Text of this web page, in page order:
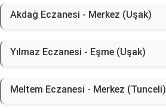
Akdağ Eczanesi - Merkez (Uşak)
Yılmaz Eczanesi - Eşme (Uşak)
Meltem Eczanesi - Merkez (Tunceli)